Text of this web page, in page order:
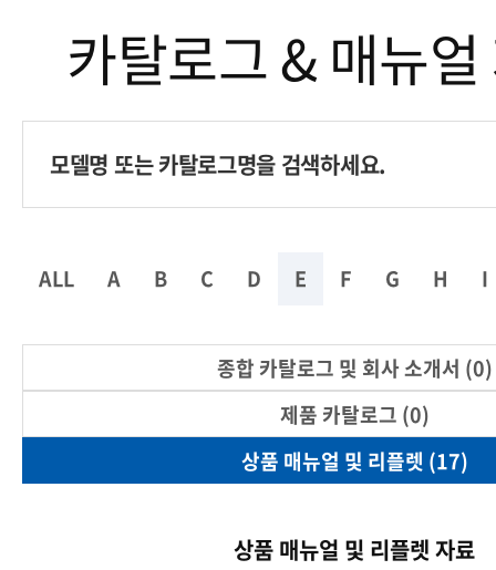
카탈로그 & 매뉴
ALL A B C D E F G H I
종합 카탈로그 및 회사 소개서 (0)
제품 카탈로그 (0)
상품 매뉴얼 및 리플렛 (17)
상품 매뉴얼 및 리플렛 자료